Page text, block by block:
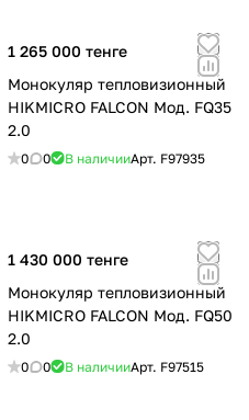
1 265 000 тенге
Монокуляр тепловизионный
HIKMICRO FALCON Мод. FQ35
2.0
0 0 В наличииАрт. F97935
1 430 000 тенге
Монокуляр тепловизионный
HIKMICRO FALCON Мод. FQ50
2.0
0 0 В наличииАрт. F97515